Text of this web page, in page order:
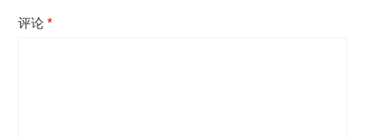
评论*